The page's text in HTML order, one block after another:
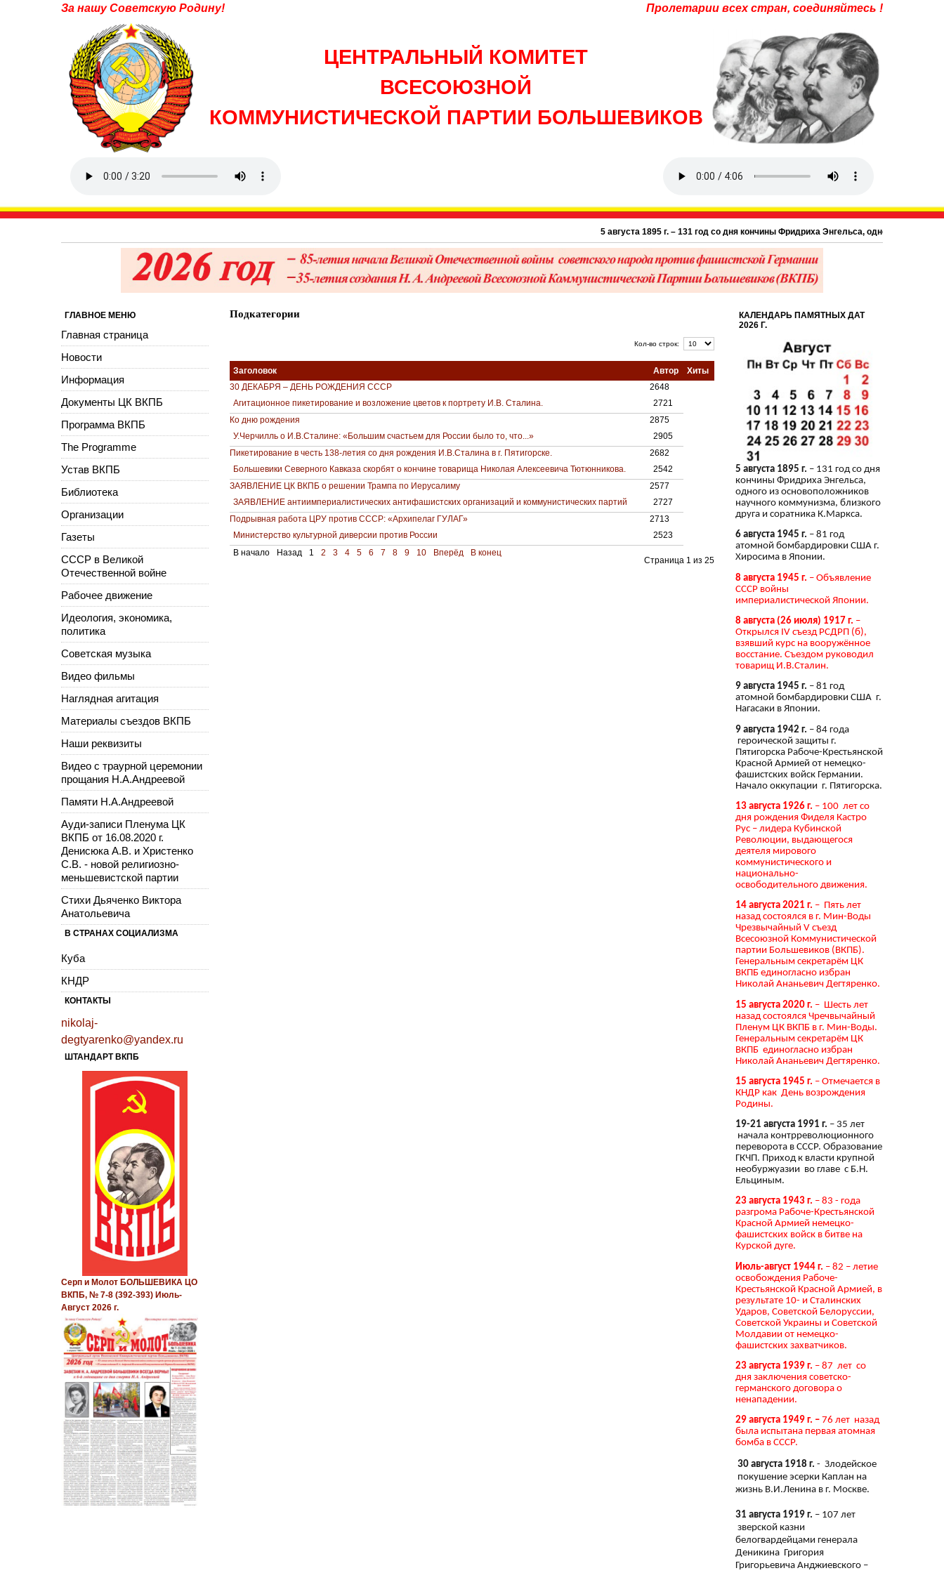
За нашу Советскую Родину! Пролетарии всех стран, соединяйтесь !
ЦЕНТРАЛЬНЫЙ КОМИТЕТ
ВСЕСОЮЗНОЙ
КОММУНИСТИЧЕСКОЙ ПАРТИИ БОЛЬШЕВИКОВ
5 августа 1895 г. – 131 год со дня кончины Фридриха Энгельса, одного из
Подкатегории
Кол-во строк:
Заголовок Автор
Хиты
30 ДЕКАБРЯ – ДЕНЬ РОЖДЕНИЯ СССР
2648
Агитационное пикетирование и возложение цветов к портрету И.В. Сталина.
2721
Ко дню рождения
2875
У.Черчилль о И.В.Сталине: «Большим счастьем для России было то, что...»
2905
Пикетирование в честь 138-летия со дня рождения И.В.Сталина в г. Пятигорске.
2682
Большевики Северного Кавказа скорбят о кончине товарища Николая Алексеевича Тютюнникова.
2542
ЗАЯВЛЕНИЕ ЦК ВКПБ о решении Трампа по Иерусалиму
2577
ЗАЯВЛЕНИЕ антиимпериалистических антифашистских организаций и коммунистических партий
2727
Подрывная работа ЦРУ против СССР: «Архипелаг ГУЛАГ»
2713
Министерство культурной диверсии против России
2523
Страница 1 из 25
В начало Назад 1 2 3 4 5 6 7 8 9 10 Вперёд В конец
ГЛАВНОЕ МЕНЮ
Главная страница
Новости
Информация
Документы ЦК ВКПБ
Программа ВКПБ
The Programme
Устав ВКПБ
Библиотека
Организации
Газеты
СССР в Великой
Отечественной войне
Рабочее движение
Идеология, экономика,
политика
Советская музыка
Видео фильмы
Наглядная агитация
Материалы съездов ВКПБ
Наши реквизиты
Видео с траурной церемонии
прощания Н.А.Андреевой
Памяти Н.А.Андреевой
Ауди-записи Пленума ЦК
ВКПБ от 16.08.2020 г.
Денисюка А.В. и Христенко
С.В. - новой религиозно-
меньшевистской партии
Стихи Дьяченко Виктора
Анатольевича
В СТРАНАХ СОЦИАЛИЗМА
Куба
КНДР
КОНТАКТЫ
nikolaj-
degtyarenko@yandex.ru
ШТАНДАРТ ВКПБ
Серп и Молот БОЛЬШЕВИКА ЦО
ВКПБ, № 7-8 (392-393) Июль-
Август 2026 г.
КАЛЕНДАРЬ ПАМЯТНЫХ ДАТ
2026 Г.
5 августа 1895 г. – 131 год со дня
кончины Фридриха Энгельса,
одного из основоположников
научного коммунизма, близкого
друга и соратника К.Маркса.
6 августа 1945 г. – 81 год
атомной бомбардировки США г.
Хиросима в Японии.
8 августа 1945 г. – Объявление
СССР войны
империалистической Японии.
8 августа (26 июля) 1917 г. –
Открылся IV съезд РСДРП (б),
взявший курс на вооружённое
восстание. Съездом руководил
товарищ И.В.Сталин.
9 августа 1945 г. – 81 год
атомной бомбардировки США г.
Нагасаки в Японии.
9 августа 1942 г. – 84 года
героической защиты г.
Пятигорска Рабоче-Крестьянской
Красной Армией от немецко-
фашистских войск Германии.
Начало оккупации г. Пятигорска.
13 августа 1926 г. – 100 лет со
дня рождения Фиделя Кастро
Рус – лидера Кубинской
Революции, выдающегося
деятеля мирового
коммунистического и
национально-
освободительного движения.
14 августа 2021 г. – Пять лет
назад состоялся в г. Мин-Воды
Чрезвычайный V съезд
Всесоюзной Коммунистической
партии Большевиков (ВКПБ).
Генеральным секретарём ЦК
ВКПБ единогласно избран
Николай Ананьевич Дегтяренко.
15 августа 2020 г. – Шесть лет
назад состоялся Чречвычайный
Пленум ЦК ВКПБ в г. Мин-Воды.
Генеральным секретарём ЦК
ВКПБ единогласно избран
Николай Ананьевич Дегтяренко.
15 августа 1945 г. – Отмечается в
КНДР как День возрождения
Родины.
19-21 августа 1991 г. – 35 лет
начала контрреволюционного
переворота в СССР. Образование
ГКЧП. Приход к власти крупной
необуржуазии во главе с Б.Н.
Ельциным.
23 августа 1943 г. – 83 - года
разгрома Рабоче-Крестьянской
Красной Армией немецко-
фашистских войск в битве на
Курской дуге.
Июль-август 1944 г. – 82 – летие
освобождения Рабоче-
Крестьянской Красной Армией, в
результате 10- и Сталинских
Ударов, Советской Белоруссии,
Советской Украины и Советской
Молдавии от немецко-
фашистских захватчиков.
23 августа 1939 г. – 87 лет со
дня заключения советско-
германского договора о
ненападении.
29 августа 1949 г. – 76 лет назад
была испытана первая атомная
бомба в СССР.
30 августа 1918 г. - Злодейское
покушение эсерки Каплан на
жизнь В.И.Ленина в г. Москве.
31 августа 1919 г. – 107 лет
зверской казни
белогвардейцами генерала
Деникина Григория
Григорьевича Анджиевского –